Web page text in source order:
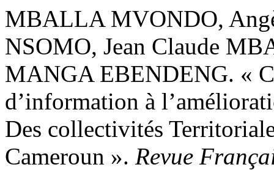
MBALLA MVONDO,
NSOMO, Jean Claude
MANGA EBENDENG. «
d’information à
Des collectivités
Cameroun ». Revue